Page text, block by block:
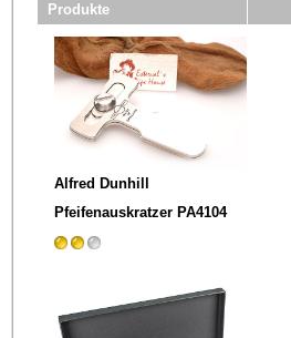
Produkte
Alfred Dunhill
Pfeifenauskratzer PA4104